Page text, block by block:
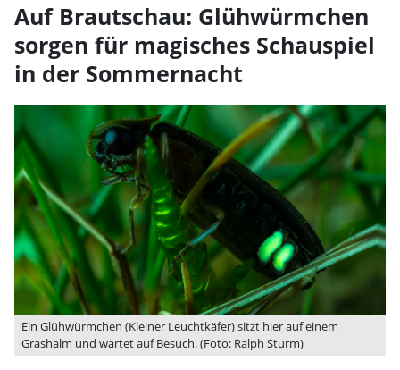
Auf Brautschau: Glühwürmchen
sorgen für magisches Schauspiel
in der Sommernacht
Ein Glühwürmchen (Kleiner Leuchtkäfer) sitzt hier auf einem
Grashalm und wartet auf Besuch. (Foto: Ralph Sturm)